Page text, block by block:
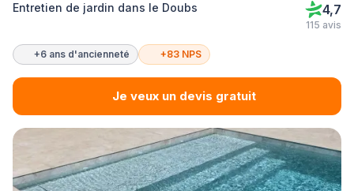
Entretien de jardin dans le Doubs 4,7
115 avis
+6 ans d'ancienneté +83 NPS
Je veux un devis gratuit